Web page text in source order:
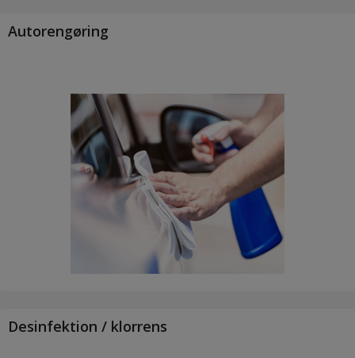
Autorengøring
Desinfektion / klorrens